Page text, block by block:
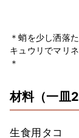
＊蛸を少し洒落
キュウリでマリ
＊
材料（一皿
生食用タコ